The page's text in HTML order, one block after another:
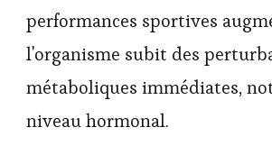
performances sportives
l'organisme subit des
métaboliques immédiates,
niveau hormonal.